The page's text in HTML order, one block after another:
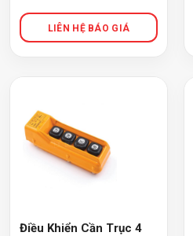
Điều Khiển Cần Trục 4